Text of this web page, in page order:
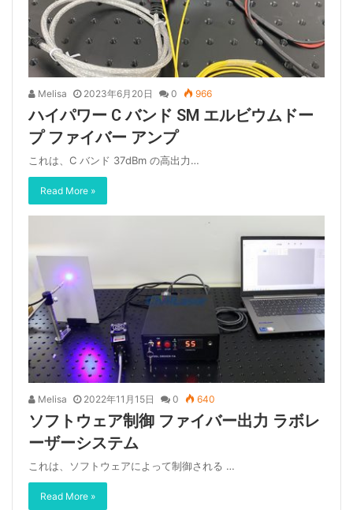
Melisa 2023年6月20日 0 966
ハイパワー C バンド SM エルビウムドー
プ ファイバー アンプ
これは、C バンド 37dBm の高出力…
Read More »
Melisa 2022年11月15日 0 640
ソフトウェア制御 ファイバー出力 ラボレ
ーザーシステム
これは、ソフトウェアによって制御される …
Read More »